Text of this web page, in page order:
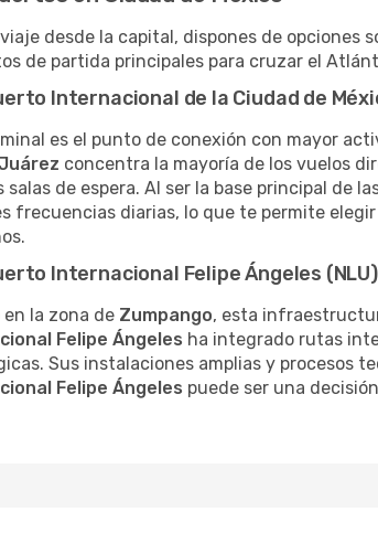
desde la capital, dispones de opciones
de partida principales para cruzar el
Internacional de la Ciudad de
es el punto de conexión con mayor
concentra la mayoría de los vuelos
salas de espera. Al ser la base principal de
frecuencias diarias, lo que te permite
Internacional Felipe Ángeles (NLU)
la zona de Zumpango, esta
Felipe Ángeles ha integrado rutas
Sus instalaciones amplias y procesos
Felipe Ángeles puede ser una